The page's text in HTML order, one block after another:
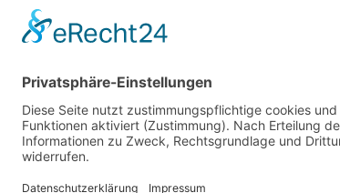
59510 Lippetal